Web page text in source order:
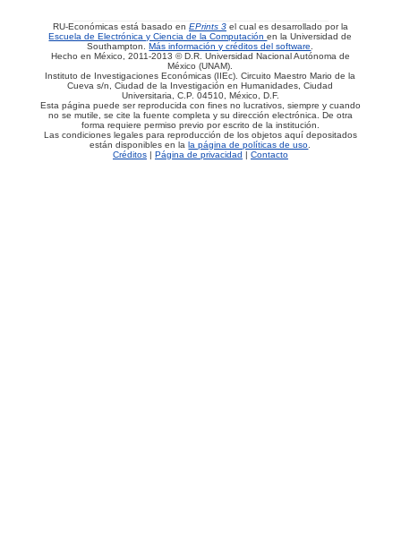
RU-Económicas está basado en EPrints 3 el cual es desarrollado por la
Escuela de Electrónica y Ciencia de la Computaciónen la Universidad de
Southampton.Más información y créditos del software.
Hecho en México, 2011-2013 © D.R. Universidad Nacional Autónoma de
México (UNAM).
Instituto de Investigaciones Económicas (IIEc). Circuito Maestro Mario de la
Cueva s/n, Ciudad de la Investigación en Humanidades, Ciudad
Universitaria, C.P. 04510, México, D.F.
Esta página puede ser reproducida con fines no lucrativos, siempre y cuando
no se mutile, se cite la fuente completa y su dirección electrónica. De otra
forma requiere permiso previo por escrito de la institución.
Las condiciones legales para reproducción de los objetos aquí depositados
están disponibles en lala página de políticas de uso.
Créditos| Página de privacidad | Contacto